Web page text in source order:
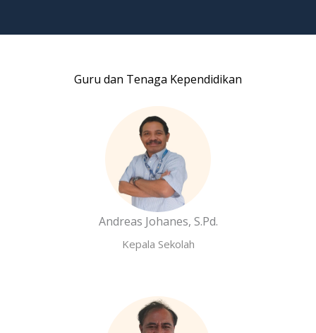
Guru dan Tenaga Kependidikan
Andreas Johanes, S.Pd.
Kepala Sekolah